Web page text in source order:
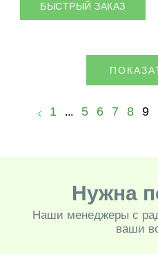
БЫСТРЫЙ ЗАКАЗ
1 ... 5 6 7 8 9
Нужна
Наши менеджеры с
ваши